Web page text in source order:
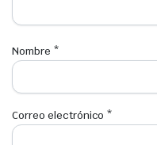
Nombre *
Correo electrónico *